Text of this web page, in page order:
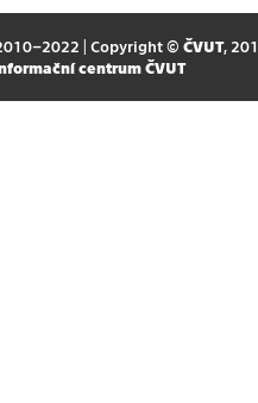
| Copyright © ČVUT,
centrum ČVUT